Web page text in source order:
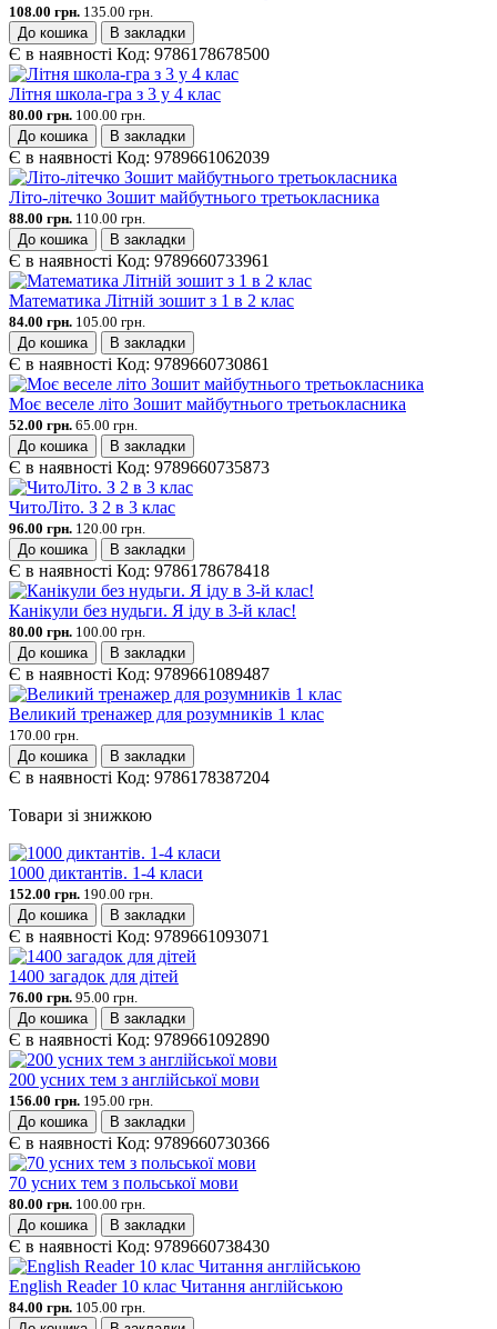
108.00 грн. 135.00 грн.
До кошика
В закладки
Є в наявності Код: 9786178678500
Літня школа-гра з 3 у 4 клас
80.00 грн. 100.00 грн.
До кошика
В закладки
Є в наявності Код: 9789661062039
Літо-літечко Зошит майбутнього третьокласника
88.00 грн. 110.00 грн.
До кошика
В закладки
Є в наявності Код: 9789660733961
Математика Літній зошит з 1 в 2 клас
84.00 грн. 105.00 грн.
До кошика
В закладки
Є в наявності Код: 9789660730861
Моє веселе літо Зошит майбутнього третьокласника
52.00 грн. 65.00 грн.
До кошика
В закладки
Є в наявності Код: 9789660735873
ЧитоЛіто. З 2 в 3 клас
96.00 грн. 120.00 грн.
До кошика
В закладки
Є в наявності Код: 9786178678418
Канікули без нудьги. Я іду в 3-й клас!
80.00 грн. 100.00 грн.
До кошика
В закладки
Є в наявності Код: 9789661089487
Великий тренажер для розумників 1 клас
170.00 грн.
До кошика
В закладки
Є в наявності Код: 9786178387204
Товари зі знижкою
1000 диктантів. 1-4 класи
152.00 грн. 190.00 грн.
До кошика
В закладки
Є в наявності Код: 9789661093071
1400 загадок для дітей
76.00 грн. 95.00 грн.
До кошика
В закладки
Є в наявності Код: 9789661092890
200 усних тем з англійської мови
156.00 грн. 195.00 грн.
До кошика
В закладки
Є в наявності Код: 9789660730366
70 усних тем з польської мови
80.00 грн. 100.00 грн.
До кошика
В закладки
Є в наявності Код: 9789660738430
English Reader 10 клас Читання англійською
84.00 грн. 105.00 грн.